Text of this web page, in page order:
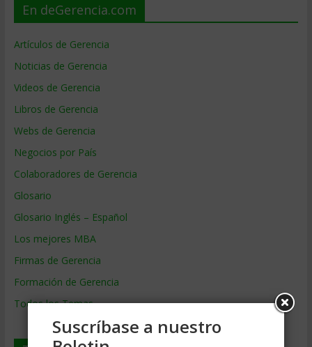
En deGerencia.com
Artículos de Gerencia
Noticias de Gerencia
Videos de Gerencia
Libros de Gerencia
Webs de Gerencia
Negocios por País
Colaboradores de Gerencia
Glosario
Glosario Inglés – Español
Los mejores MBA
Firmas de Gerencia
Formación de Gerencia
Todos los Temas
Suscríbase a nuestro